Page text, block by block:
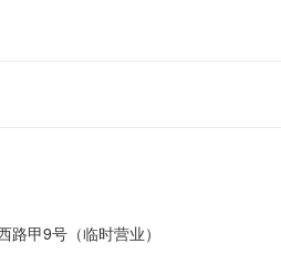
路甲9号（临时营业）